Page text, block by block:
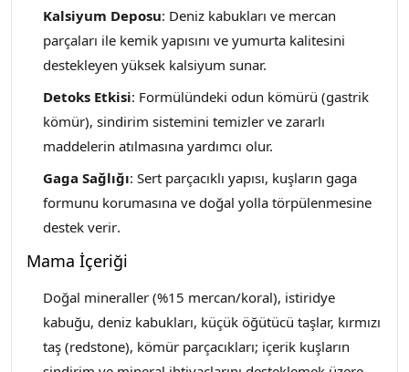
Kalsiyum Deposu: Deniz kabukları ve mercan
parçaları ile kemik yapısını ve yumurta kalitesini
destekleyen yüksek kalsiyum sunar.
Detoks Etkisi: Formülündeki odun kömürü (gastrik
kömür), sindirim sistemini temizler ve zararlı
maddelerin atılmasına yardımcı olur.
Gaga Sağlığı: Sert parçacıklı yapısı, kuşların gaga
formunu korumasına ve doğal yolla törpülenmesine
destek verir.
Mama İçeriği
Doğal mineraller (%15 mercan/koral), istiridye
kabuğu, deniz kabukları, küçük öğütücü taşlar, kırmızı
taş (redstone), kömür parçacıkları; içerik kuşların